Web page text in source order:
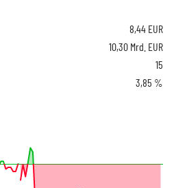
8,44 EUR
10,30 Mrd. EUR
15
3,85 %